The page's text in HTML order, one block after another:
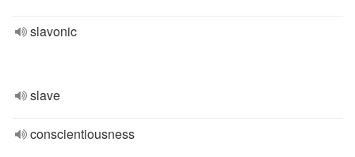
slavonic
slave
conscientiousness